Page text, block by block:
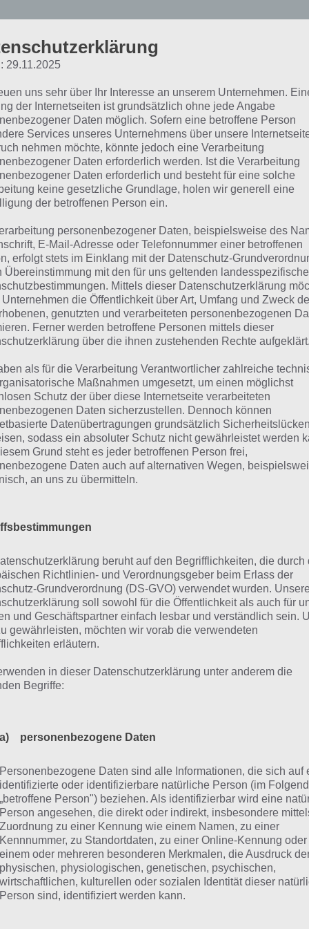
Brakes: Endlos Spiel
Faily Brakes
Spunge Games
Stelle dir vor die Bremsen von
wird einfach nicht langsamer. So
Nun musst du so lange wie möglich
Weg gehen. Entsprechend lenkst du
um nicht mit Bäumen oder Felsen
Die Level in Faily Brakes sind
wiederholen sich jedoch in ihren
dabei nett umgesetzt. So geht es
Brücken, über Straßen mit
steilen Abhängen hinab. Auf dem
ein, um später weitere Autos
Jagd nach einem neuen Highscore
ohne Kollission zu bleiben. Da es
Endlosspiel handelt, ist das Spiel
Kollission naht
irgendwann ist es soweit: Egal ob ein Stein, ein Baum
Unachtsamkeit und die Kollission ist da. Nun wird deine
geschleudert. Je nachdem wie du kollidiert bist, kann
Meter weit fliegen, was ebenfalls zu deinem
wird dir auch dein aktueller Rekord auf der Strecke
musst. Mit den Münzen kannst du später
keine Auswirkungen auf das Handling oder die
ist kaum Langzeitmotivation gegeben, da es
oder Erfolge gibt.
Video zu Faily Brakes
haben wir noch ein Gameplay Video zu Faily
damit du dir einen besseren Eindruck vom
29.11.2025
uns sehr über Ihr Interesse an unserem Unternehmen.
der Internetseiten ist grundsätzlich ohne jede Angabe
Daten möglich. Sofern eine betroffene Person
Services unseres Unternehmens über unsere
nehmen möchte, könnte jedoch eine Verarbeitung
Daten erforderlich werden. Ist die Verarbeitung
Daten erforderlich und besteht für eine solche
keine gesetzliche Grundlage, holen wir generell eine
der betroffenen Person ein.
personenbezogener Daten, beispielsweise des
E-Mail-Adresse oder Telefonnummer einer betroffenen
erfolgt stets im Einklang mit der Datenschutz-
Übereinstimmung mit den für uns geltenden
Mittels dieser Datenschutzerklärung
Unternehmen die Öffentlichkeit über Art, Umfang und Zweck
genutzten und verarbeiteten personenbezogenen
Ferner werden betroffene Personen mittels dieser
über die ihnen zustehenden Rechte
als für die Verarbeitung Verantwortlicher zahlreiche
Maßnahmen umgesetzt, um einen möglichst
Schutz der über diese Internetseite verarbeiteten
Daten sicherzustellen. Dennoch können
Datenübertragungen grundsätzlich Sicherheitslücken
sodass ein absoluter Schutz nicht gewährleistet werden
Grund steht es jeder betroffenen Person frei,
Daten auch auf alternativen Wegen,
an uns zu übermitteln.
beruht auf den Begrifflichkeiten, die durch
Richtlinien- und Verordnungsgeber beim Erlass der
Grundverordnung (DS-GVO) verwendet wurden.
soll sowohl für die Öffentlichkeit als auch für
und Geschäftspartner einfach lesbar und verständlich sein.
gewährleisten, möchten wir vorab die verwendeten
erläutern.
in dieser Datenschutzerklärung unter anderem die
Begriffe:
a) personenbezogene Daten
Personenbezogene Daten sind alle Informationen, die sich auf
identifizierte oder identifizierbare natürliche Person (im
„betroffene Person") beziehen. Als identifizierbar wird eine
Person angesehen, die direkt oder indirekt, insbesondere
Zuordnung zu einer Kennung wie einem Namen, zu einer
Kennnummer, zu Standortdaten, zu einer Online-Kennung oder
einem oder mehreren besonderen Merkmalen, die Ausdruck
physischen, physiologischen, genetischen, psychischen,
wirtschaftlichen, kulturellen oder sozialen Identität dieser
Person sind, identifiziert werden kann.